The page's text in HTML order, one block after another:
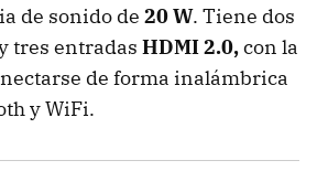
de sonido de 20 W. Tiene dos
tres entradas HDMI 2.0,con la
de forma inalámbrica
y WiFi.